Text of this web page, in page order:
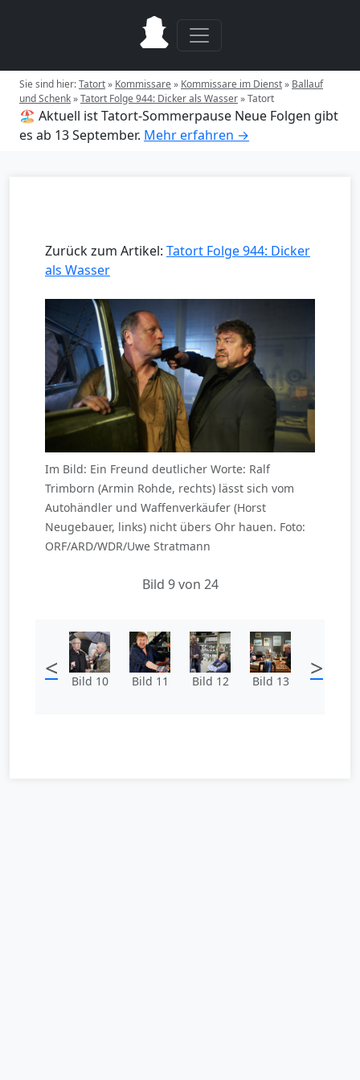
Sie sind hier:Tatort» Kommissare» Kommissare im Dienst» Ballauf
und Schenk»Tatort Folge 944: Dicker als Wasser»Tatort
🏖️ Aktuell ist Tatort-Sommerpause Neue Folgen gibt
es ab 13 September. Mehr erfahren →
Zurück zum Artikel: Tatort Folge 944: Dicker
als Wasser
Im Bild: Ein Freund deutlicher Worte: Ralf
Trimborn (Armin Rohde, rechts) lässt sich vom
Autohändler und Waffenverkäufer (Horst
Neugebauer, links) nicht übers Ohr hauen. Foto:
ORF/ARD/WDR/Uwe Stratmann
Bild 9 von 24
< Bild 10 Bild 11 Bild 12 Bild 13 >